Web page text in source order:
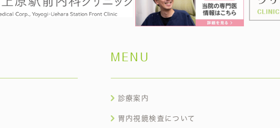
MENU
診療案内
胃内視鏡検査について